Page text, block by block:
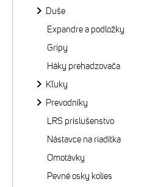
Duše
Expandre a podložky
Gripy
Háky prehadzovača
Kľuky
Prevodníky
LRS príslušenstvo
Nástavce na riadítka
Omotávky
Pevné osky kolies